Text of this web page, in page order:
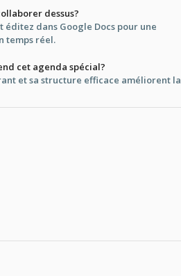
dessus?
éditez dans Google Docs pour une
temps réel.
cet agenda spécial?
et sa structure efficace améliorent la